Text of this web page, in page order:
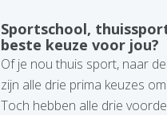
Sportschool,
beste keuze voor jou?
Of je nou thuis sport, naar
zijn alle drie prima keuzes
Toch hebben alle drie